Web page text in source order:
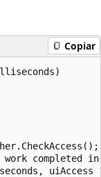
Copiar
completed
uiAccess